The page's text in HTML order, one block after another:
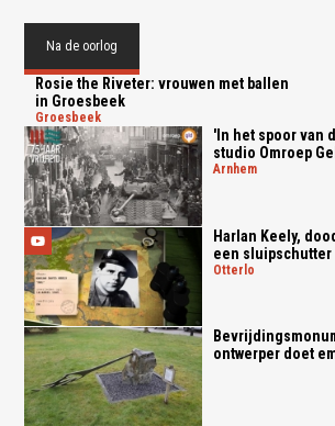
Na de oorlog
Rosie the Riveter: vrouwen met ballen
in Groesbeek
groesbeek
'In het spoor van
studio Omroep
arnhem
Harlan Keely,
een sluipschutter
otterlo
ontwerper doet